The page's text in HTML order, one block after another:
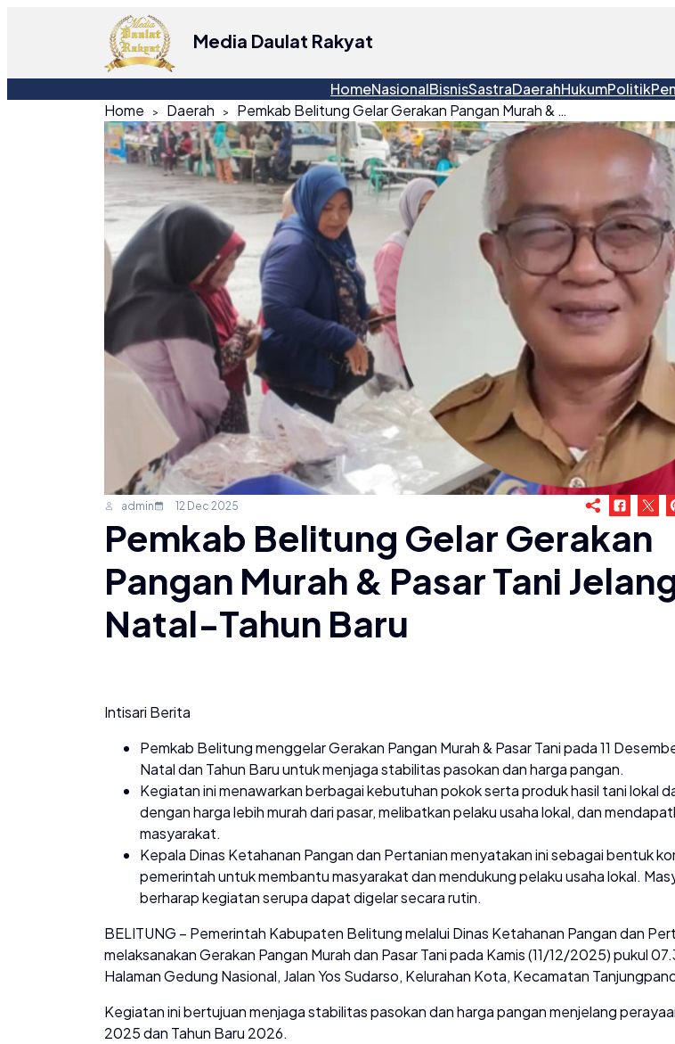
Media Daulat Rakyat
HomeNasionalBisnisSastraDaerahHukumPolitik
Home
Daerah Pemkab Belitung Gelar Gerakan Pangan Murah & Pasar Tani Jelang Natal-Tahun Baru
admin 12 Dec 2025
Pemkab Belitung Gelar Gerakan
Pangan Murah & Pasar Tani
Natal-Tahun Baru
Intisari Berita
Pemkab Belitung menggelar Gerakan Pangan Murah & Pasar Tani pada 11
Natal dan Tahun Baru untuk menjaga stabilitas pasokan dan harga pangan.
Kegiatan ini menawarkan berbagai kebutuhan pokok serta produk hasil tani lokal
dengan harga lebih murah dari pasar, melibatkan pelaku usaha lokal, dan
masyarakat.
Kepala Dinas Ketahanan Pangan dan Pertanian menyatakan ini sebagai bentuk
pemerintah untuk membantu masyarakat dan mendukung pelaku usaha lokal.
berharap kegiatan serupa dapat digelar secara rutin.
BELITUNG – Pemerintah Kabupaten Belitung melalui Dinas Ketahanan Pangan dan
melaksanakan Gerakan Pangan Murah dan Pasar Tani pada Kamis (11/12/2025) pukul
Halaman Gedung Nasional, Jalan Yos Sudarso, Kelurahan Kota, Kecamatan
Kegiatan ini bertujuan menjaga stabilitas pasokan dan harga pangan menjelang
2025 dan Tahun Baru 2026.